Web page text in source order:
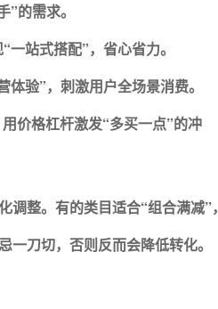
的需求。
站式搭配”，省心省力。
验”，刺激用户全场景消费。
价格杠杆激发“多买一点”的冲
调整。 有的类目适合“组合满减”，
刀切，否则反而会降低转化。